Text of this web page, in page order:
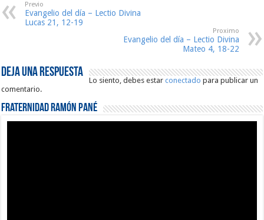
Previo
Evangelio del día – Lectio Divina
Lucas 21, 12-19
Proximo
Evangelio del día – Lectio Divina
Mateo 4, 18-22
Deja una respuesta
Lo siento, debes estarconectado para publicar un
comentario.
Fraternidad Ramón Pané